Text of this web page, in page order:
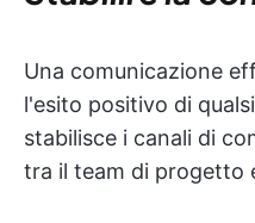
Una comunicazione
l'esito positivo di
stabilisce i canali di
tra il team di progetto